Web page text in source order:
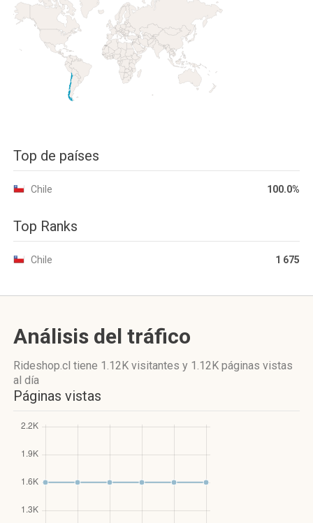
Top de países
Chile 100.0%
Top Ranks
Chile 1 675
Análisis del tráfico
Rideshop.cl tiene 1.12K visitantes y 1.12K páginas vistas
al día
Páginas vistas